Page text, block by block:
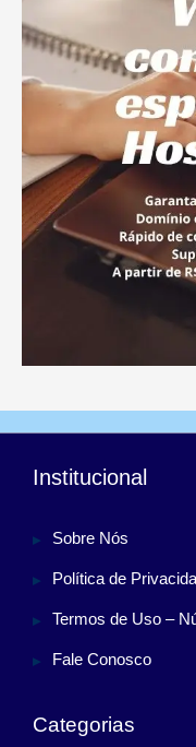
Institucional
Sobre Nós
Política de
Termos de Uso –
Fale Conosco
Categorias